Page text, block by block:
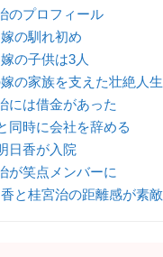
のプロフィール
の馴れ初め
の子供は3人
の家族を支えた壮絶人生
には借金があった
同時に会社を辞める
日香が入院
が笑点メンバーに
と桂宮治の距離感が素敵